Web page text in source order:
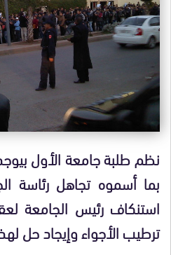
نظم طلبة جامعة الأول
بما أسموه تجاهل رئاسة
استنكاف رئيس الجامعة
ترطيب الأجواء وإيجاد حل